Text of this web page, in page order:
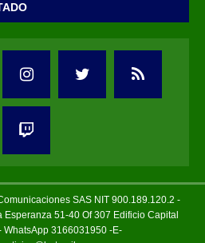
SAS NIT 900.189.120.2 -
51-40 Of 307 Edificio Capital
WhatsApp 3166031950 -E-